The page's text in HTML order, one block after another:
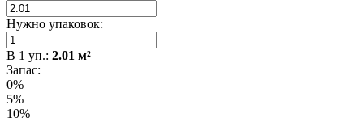
Нужно упаковок:
В 1 уп.: 2.01 м²
Запас:
0%
5%
10%